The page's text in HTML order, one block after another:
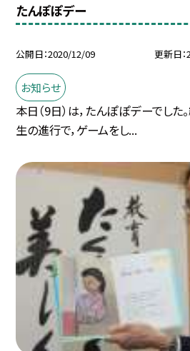
たんぽぽデー
公開日 2020/12/09 更新日
お知らせ
本日（9日）は，たんぽぽデーでした
生の進行で，ゲームをし...